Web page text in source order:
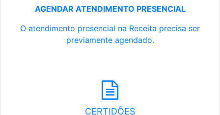
AGENDAR ATENDIMENTO PRESENCIAL
O atendimento presencial na Receita precisa ser
previamente agendado.
CERTIDÕES